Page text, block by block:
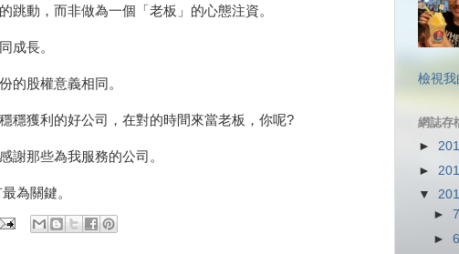
跳動，而非做為一個「老板」的心態注資。
成長。
的股權意義相同。
穩獲利的好公司，在對的時間來當老板，你呢?
謝那些為我服務的公司。
為關鍵。
檢視我
網誌存
►
►
▼
►
►